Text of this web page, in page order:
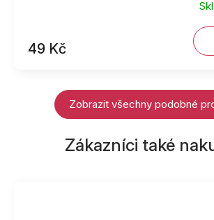
49 Kč
Zobrazit všechny podobné
Zákazníci také